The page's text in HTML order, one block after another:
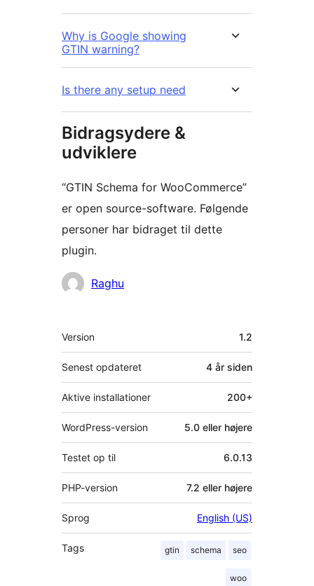
Why is Google showing
GTIN warning?
Is there any setup need
Bidragsydere &
udviklere
“GTIN Schema for WooCommerce”
er open source-software. Følgende
personer har bidraget til dette
plugin.
Bidragsydere
Raghu
Meta
Version 1.2
Senest opdateret 4 år siden
Aktive installationer 200+
WordPress-version 5.0 eller højere
Testet op til 6.0.13
PHP-version 7.2 eller højere
Sprog English (US)
Tags gtin schema seo
woo